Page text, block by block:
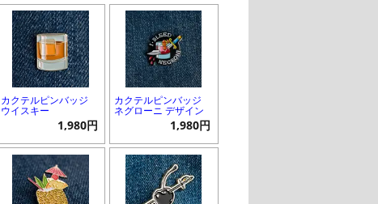
カクテルピンバッジ
ウイスキー
1,980円
カクテルピンバッジ
ネグローニ デザイン
1,980円